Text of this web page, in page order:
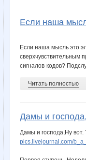
Если наша
Если наша мысль это
сверхчувствительным
сигналов-кодов?
Читать полностью
Дамы и
Дамы и господа,Ну вот.
pics.livejournal.com/